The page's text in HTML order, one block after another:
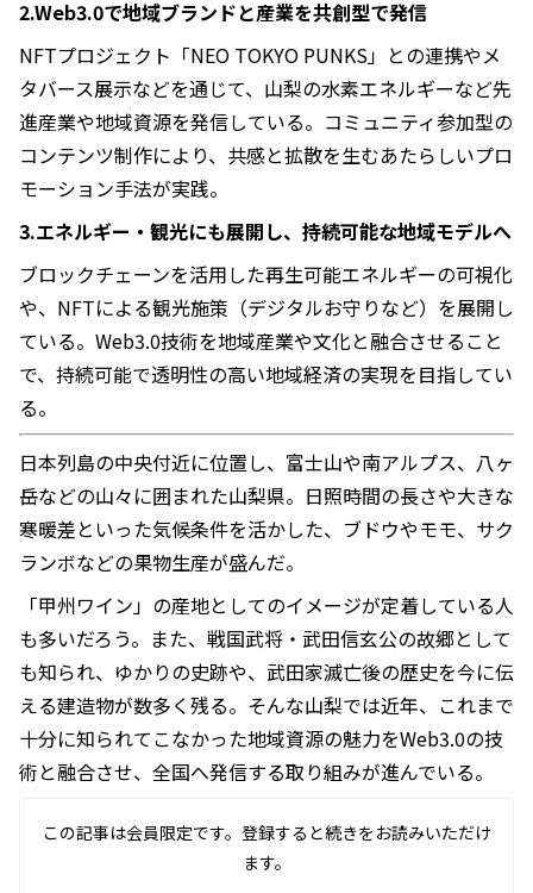
2.Web3.0で地域ブランドと産業を共創型で発信
NFTプロジェクト「NEO TOKYO PUNKS」との連携やメ
タバース展示などを通じて、山梨の水素エネルギーなど先
進産業や地域資源を発信している。コミュニティ参加型の
コンテンツ制作により、共感と拡散を生むあたらしいプロ
モーション手法が実践。
3.エネルギー・観光にも展開し、持続可能な地域モデルへ
ブロックチェーンを活用した再生可能エネルギーの可視化
や、NFTによる観光施策（デジタルお守りなど）を展開し
ている。Web3.0技術を地域産業や文化と融合させること
で、持続可能で透明性の高い地域経済の実現を目指してい
る。
日本列島の中央付近に位置し、富士山や南アルプス、八ヶ
岳などの山々に囲まれた山梨県。日照時間の長さや大きな
寒暖差といった気候条件を活かした、ブドウやモモ、サク
ランボなどの果物生産が盛んだ。
「甲州ワイン」の産地としてのイメージが定着している人
も多いだろう。また、戦国武将・武田信玄公の故郷として
も知られ、ゆかりの史跡や、武田家滅亡後の歴史を今に伝
える建造物が数多く残る。そんな山梨では近年、これまで
十分に知られてこなかった地域資源の魅力をWeb3.0の技
術と融合させ、全国へ発信する取り組みが進んでいる。
この記事は会員限定です。登録すると続きをお読みいただけ
ます。